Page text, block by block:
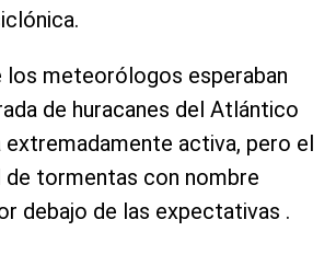
los meteorólogos esperaban
de huracanes del Atlántico
extremadamente activa, pero el
tormentas con nombre
debajo de las expectativas .